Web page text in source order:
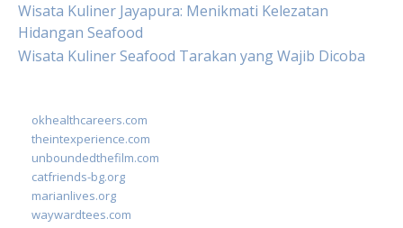
Wisata Kuliner Jayapura: Menikmati Kelezatan
Hidangan Seafood
Wisata Kuliner Seafood Tarakan yang Wajib Dicoba
okhealthcareers.com
theintexperience.com
unboundedthefilm.com
catfriends-bg.org
marianlives.org
waywardtees.com